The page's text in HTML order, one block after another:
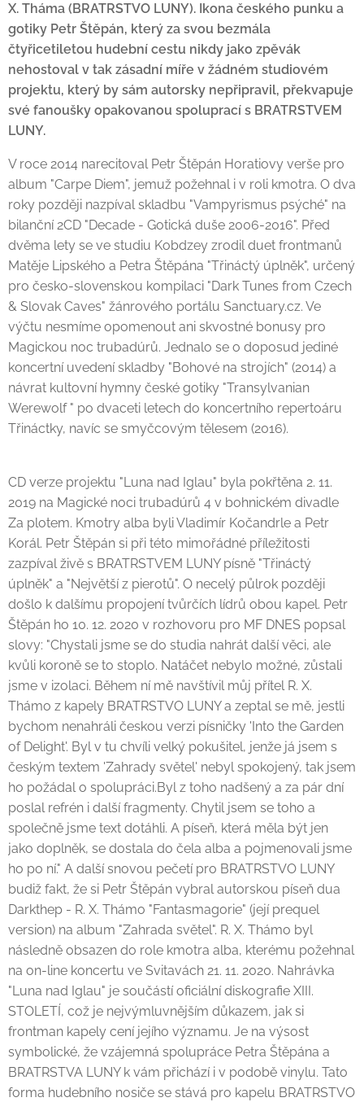
X. Tháma (BRATRSTVO LUNY). Ikona českého punku a
gotiky Petr Štěpán, který za svou bezmála
čtyřicetiletou hudební cestu nikdy jako zpěvák
nehostoval v tak zásadní míře v žádném studiovém
projektu, který by sám autorsky nepřipravil, překvapuje
své fanoušky opakovanou spoluprací s BRATRSTVEM
LUNY.
V roce 2014 narecitoval Petr Štěpán Horatiovy verše pro
album "Carpe Diem", jemuž požehnal i v roli kmotra. O dva
roky později nazpíval skladbu "Vampyrismus psýché" na
bilanční 2CD "Decade - Gotická duše 2006-2016". Před
dvěma lety se ve studiu Kobdzey zrodil duet frontmanů
Matěje Lipského a Petra Štěpána "Třináctý úplněk", určený
pro česko-slovenskou kompilaci "Dark Tunes from Czech
& Slovak Caves" žánrového portálu Sanctuary.cz. Ve
výčtu nesmíme opomenout ani skvostné bonusy pro
Magickou noc trubadúrů. Jednalo se o doposud jediné
koncertní uvedení skladby "Bohové na strojích" (2014) a
návrat kultovní hymny české gotiky "Transylvanian
Werewolf " po dvaceti letech do koncertního repertoáru
Třináctky, navíc se smyčcovým tělesem (2016).
CD verze projektu "Luna nad Iglau" byla pokřtěna 2. 11.
2019 na Magické noci trubadúrů 4 v bohnickém divadle
Za plotem. Kmotry alba byli Vladimír Kočandrle a Petr
Korál. Petr Štěpán si při této mimořádné příležitosti
zazpíval živě s BRATRSTVEM LUNY písně "Třináctý
úplněk" a "Největší z pierotů". O necelý půlrok později
došlo k dalšímu propojení tvůrčích lídrů obou kapel. Petr
Štěpán ho 10. 12. 2020 v rozhovoru pro MF DNES popsal
slovy: "Chystali jsme se do studia nahrát další věci, ale
kvůli koroně se to stoplo. Natáčet nebylo možné, zůstali
jsme v izolaci. Během ní mě navštívil můj přítel R. X.
Thámo z kapely BRATRSTVO LUNY a zeptal se mě, jestli
bychom nenahráli českou verzi písničky 'Into the Garden
of Delight'. Byl v tu chvíli velký pokušitel, jenže já jsem s
českým textem 'Zahrady světel' nebyl spokojený, tak jsem
ho požádal o spolupráci.Byl z toho nadšený a za pár dní
poslal refrén i další fragmenty. Chytil jsem se toho a
společně jsme text dotáhli. A píseň, která měla být jen
jako doplněk, se dostala do čela alba a pojmenovali jsme
ho po ní." A další snovou pečetí pro BRATRSTVO LUNY
budiž fakt, že si Petr Štěpán vybral autorskou píseň dua
Darkthep - R. X. Thámo "Fantasmagorie" (její prequel
version) na album "Zahrada světel". R. X. Thámo byl
následně obsazen do role kmotra alba, kterému požehnal
na on-line koncertu ve Svitavách 21. 11. 2020. Nahrávka
"Luna nad Iglau" je součástí oficiální diskografie XIII.
STOLETÍ, což je nejvýmluvnějším důkazem, jak si
frontman kapely cení jejího významu. Je na výsost
symbolické, že vzájemná spolupráce Petra Štěpána a
BRATRSTVA LUNY k vám přichází i v podobě vinylu. Tato
forma hudebního nosiče se stává pro kapelu BRATRSTVO